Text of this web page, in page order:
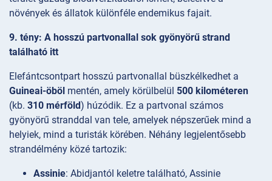
növények és állatok különféle endemikus fajait.
9. tény: A hosszú partvonallal sok gyönyörű strand
található itt
Elefántcsontpart hosszú partvonallal büszkélkedhet a
Guineai-öböl mentén, amely körülbelül 500 kilométeren
(kb. 310 mérföld) húzódik. Ez a partvonal számos
gyönyörű stranddal van tele, amelyek népszerűek mind a
helyiek, mind a turisták körében. Néhány legjelentősebb
strandélmény közé tartozik:
Assinie: Abidjantól keletre található, Assinie